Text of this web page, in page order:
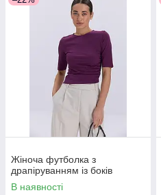
Жіноча футболка з
драпіруванням із боків
В наявності